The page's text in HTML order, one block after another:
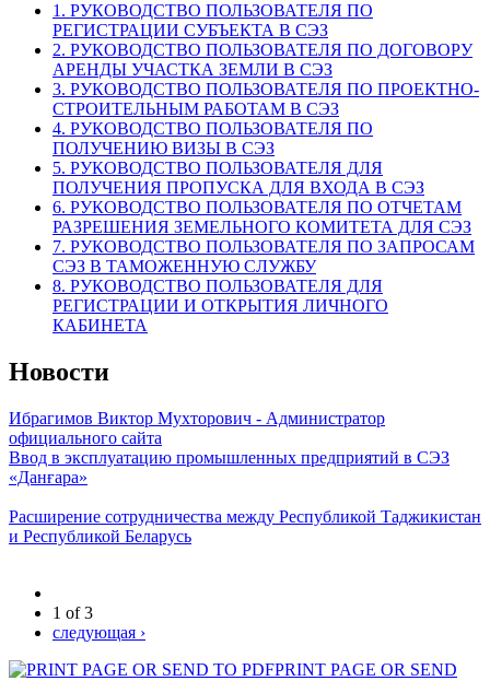
1. РУКОВОДСТВО ПОЛЬЗОВАТЕЛЯ ПО
РЕГИСТРАЦИИ СУБЪЕКТА В СЭЗ
2. РУКОВОДСТВО ПОЛЬЗОВАТЕЛЯ ПО ДОГОВОРУ
АРЕНДЫ УЧАСТКА ЗЕМЛИ В СЭЗ
3. РУКОВОДСТВО ПОЛЬЗОВАТЕЛЯ ПО ПРОЕКТНО-
СТРОИТЕЛЬНЫМ РАБОТАМ В СЭЗ
4. РУКОВОДСТВО ПОЛЬЗОВАТЕЛЯ ПО
ПОЛУЧЕНИЮ ВИЗЫ В СЭЗ
5. РУКОВОДСТВО ПОЛЬЗОВАТЕЛЯ ДЛЯ
ПОЛУЧЕНИЯ ПРОПУСКА ДЛЯ ВХОДА В СЭЗ
6. РУКОВОДСТВО ПОЛЬЗОВАТЕЛЯ ПО ОТЧЕТАМ
РАЗРЕШЕНИЯ ЗЕМЕЛЬНОГО КОМИТЕТА ДЛЯ СЭЗ
7. РУКОВОДСТВО ПОЛЬЗОВАТЕЛЯ ПО ЗАПРОСАМ
СЭЗ В ТАМОЖЕННУЮ СЛУЖБУ
8. РУКОВОДСТВО ПОЛЬЗОВАТЕЛЯ ДЛЯ
РЕГИСТРАЦИИ И ОТКРЫТИЯ ЛИЧНОГО
КАБИНЕТА
Новости
Ибрагимов Виктор Мухторович - Администратор
официального сайта
Ввод в эксплуатацию промышленных предприятий в СЭЗ
«Данғара»
Расширение сотрудничества между Республикой Таджикистан
и Республикой Беларусь
1 of 3
следующая ›
PRINT PAGE OR SEND